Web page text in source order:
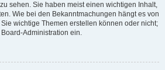
sehen. Sie haben meist einen wichtigen Inhalt,
Wie bei den Bekanntmachungen hängt es von
wichtige Themen erstellen können oder nicht;
Administration ein.